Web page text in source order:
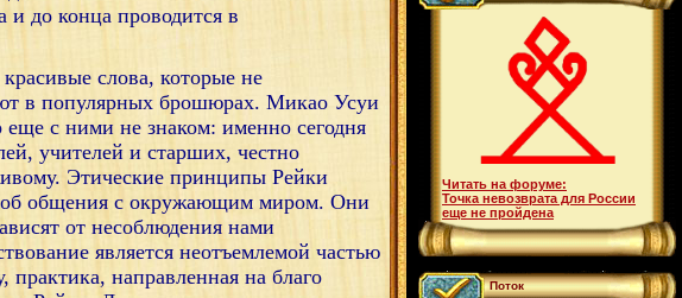
и до конца проводится в
слова, которые не
в популярных брошюрах. Микао Усуи
с ними не знаком: именно сегодня
учителей и старших, честно
Этические принципы Рейки
общения с окружающим миром. Они
от несоблюдения нами
является неотъемлемой частью
направленная на благо
Читать на форуме:
Точка невозврата для России
еще не пройдена
Поток